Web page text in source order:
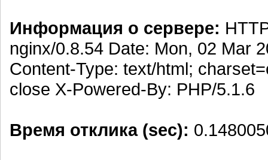
Информация о сервере:
nginx/0.8.54 Date: Mon, 02 Mar
Content-Type: text/html;
close X-Powered-By: PHP/5.1.6
Время отклика (sec):